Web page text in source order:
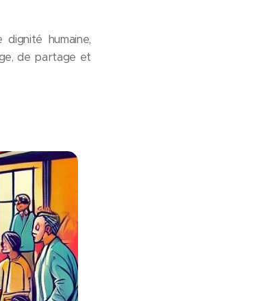
humaine,
de partage et